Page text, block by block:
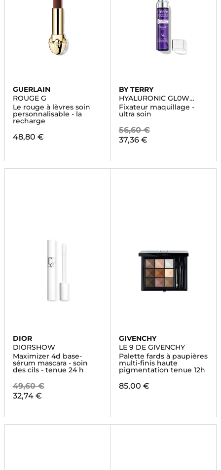
GUERLAIN
ROUGE G
Le rouge à lèvres soin
personnalisable - la
recharge
48,80 €
BY TERRY
HYALURONIC GL0W
SETTING MIST
Fixateur maquillage -
ultra soin
56,60 €
37,36 €
DIOR
DIORSHOW
Maximizer 4d base-
sérum mascara - soin
des cils - tenue 24 h
49,60 €
32,74 €
GIVENCHY
LE 9 DE GIVENCHY
Palette fards à paupières
multi-finis haute
pigmentation tenue 12h
85,00 €